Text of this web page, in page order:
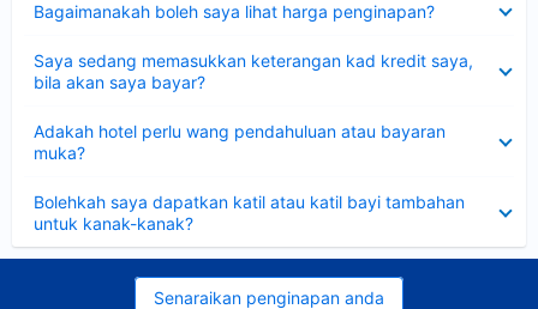
Bagaimanakah boleh saya lihat harga penginapan?
Saya sedang memasukkan keterangan kad kredit saya,
bila akan saya bayar?
Adakah hotel perlu wang pendahuluan atau bayaran
muka?
Bolehkah saya dapatkan katil atau katil bayi tambahan
untuk kanak-kanak?
Senaraikan penginapan anda